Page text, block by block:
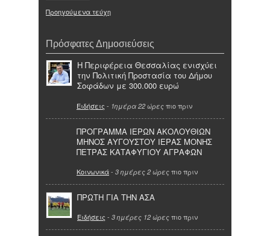
Προηγούμενα τεύχη
Πρόσφατες Δημοσιεύσεις
Η Περιφέρεια Θεσσαλίας ενισχύει
την Πολιτική Προστασία του Δήμου
Σοφάδων με 300.000 ευρώ
Ειδήσεις - 1ημέρα 22 ώρες πιο πριν
ΠΡΟΓΡΑΜΜΑ ΙΕΡΩΝ ΑΚΟΛΟΥΘΙΩΝ
ΜΗΝΟΣ ΑΥΓΟΥΣΤΟΥ ΙΕΡΑΣ ΜΟΝΗΣ
ΠΕΤΡΑΣ ΚΑΤΑΦΥΓΙΟΥ ΑΓΡΑΦΩΝ
Κοινωνικά- 3 ημέρες 2 ώρες πιο πριν
ΠΡΩΤΗ ΓΙΑ ΤΗΝ ΑΣΑ
Ειδήσεις - 3 ημέρες 12 ώρες πιο πριν